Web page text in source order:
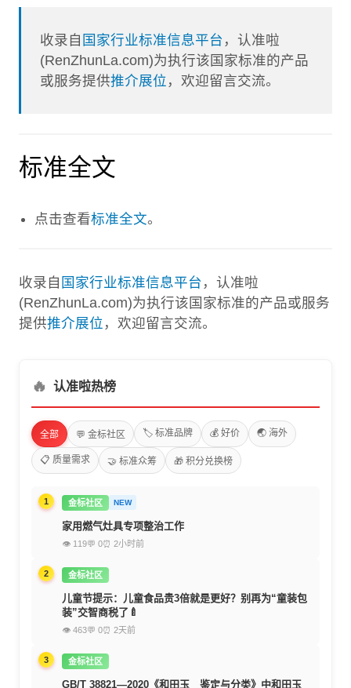
收录自 国家行业标准信息平台 ，认准啦
(RenZhunLa.com)为执行该国家标准的产品
或服务提供推介展位 ，欢迎留言交流。
标准全文
点击查看标准全文。
收录自 国家行业标准信息平台 ，认准啦
(RenZhunLa.com)为执行该国家标准的产品或服务
提供推介展位 ，欢迎留言交流。
🔥 认准啦热榜
全部 💬 金标社区 🏷️ 标准品牌 💰 好价 🌏 海外
📋 质量需求 🤝 标准众筹 🎁 积分兑换榜
1 金标社区 NEW
家用燃气灶具专项整治工作
👁 119💬 0⏰ 2小时前
2 金标社区
儿童节提示：儿童食品贵3倍就是更好？别再为“童装包
装”交智商税了🍼
👁 463💬 0⏰ 2天前
3 金标社区
GB/T 38821—2020《和田玉 鉴定与分类》中和田玉